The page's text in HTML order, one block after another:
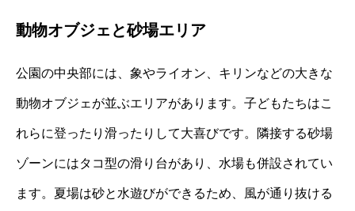
動物オブジェと砂場エリア
公園の中央部には、象やライオン、キリンなどの大きな
動物オブジェが並ぶエリアがあります。子どもたちはこ
れらに登ったり滑ったりして大喜びです。隣接する砂場
ゾーンにはタコ型の滑り台があり、水場も併設されてい
ます。夏場は砂と水遊びができるため、風が通り抜ける